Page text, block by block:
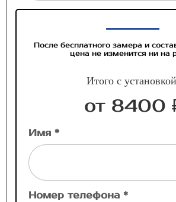
После бесплатного замера и
цена не изменится ни на
Итого с
от 8400
Имя *
Номер телефона *